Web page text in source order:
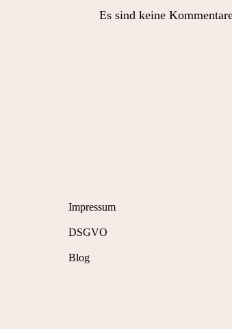
Es sind keine
Impressum
DSGVO
Blog